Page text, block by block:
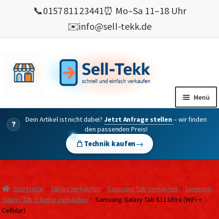
📞0157 811 23441⏰ Mo–Sa 11–18 Uhr
✉️info@sell-tekk.de
springen
springen
Menü
Mein Konto
verkaufen
💰 Bonusprogramm
Wie’s geht ?
?
Dein Artikel ist nicht dabei?Jetzt Anfrage stellen – wir finden
den passenden Preis!
Technik kaufen→
Startseite Tablet Verkaufen Samsung Tab Verkaufen
Samsung
Galaxy Tab S Reihe verkaufen
Samsung Galaxy Tab S11 Ultra (WiFi +
Cellular)